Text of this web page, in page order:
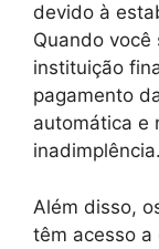
devido à
Quando
instituição
pagamento
automática e
inadimplência.
Além disso,
têm acesso a